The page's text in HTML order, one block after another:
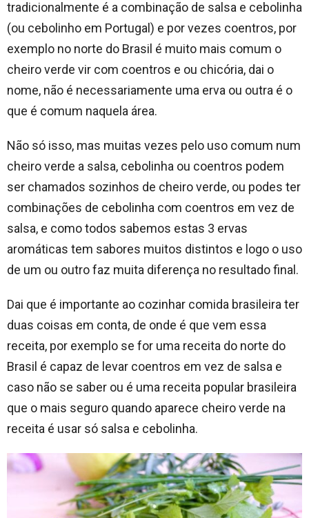
tradicionalmente é a combinação de salsa e cebolinha
(ou cebolinho em Portugal) e por vezes coentros, por
exemplo no norte do Brasil é muito mais comum o
cheiro verde vir com coentros e ou chicória, dai o
nome, não é necessariamente uma erva ou outra é o
que é comum naquela área.
Não só isso, mas muitas vezes pelo uso comum num
cheiro verde a salsa, cebolinha ou coentros podem
ser chamados sozinhos de cheiro verde, ou podes ter
combinações de cebolinha com coentros em vez de
salsa, e como todos sabemos estas 3 ervas
aromáticas tem sabores muitos distintos e logo o uso
de um ou outro faz muita diferença no resultado final.
Dai que é importante ao cozinhar comida brasileira ter
duas coisas em conta, de onde é que vem essa
receita, por exemplo se for uma receita do norte do
Brasil é capaz de levar coentros em vez de salsa e
caso não se saber ou é uma receita popular brasileira
que o mais seguro quando aparece cheiro verde na
receita é usar só salsa e cebolinha.